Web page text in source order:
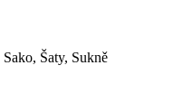
Sako, Šaty, Sukně